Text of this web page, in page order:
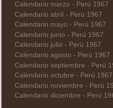
Calendario marzo - Perú 1967
Calendario abril - Perú 1967
Calendario mayo - Perú 1967
Calendario junio - Perú 1967
Calendario julio - Perú 1967
Calendario agosto - Perú 1967
Calendario septiembre - Perú
Calendario octubre - Perú 1967
Calendario noviembre - Perú
Calendario diciembre - Perú